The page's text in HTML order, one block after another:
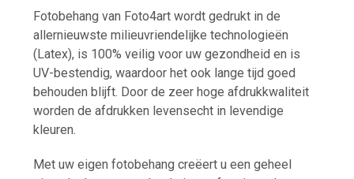
Fotobehang van Foto4art wordt gedrukt in de
allernieuwste milieuvriendelijke technologieën
(Latex), is 100% veilig voor uw gezondheid en is
UV-bestendig, waardoor het ook lange tijd goed
behouden blijft. Door de zeer hoge afdrukkwaliteit
worden de afdrukken levensecht in levendige
kleuren.
Met uw eigen fotobehang creëert u een geheel